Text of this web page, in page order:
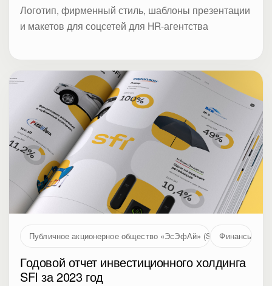
Логотип, фирменный стиль, шаблоны презентации
и макетов для соцсетей для HR-агентства
Публичное акционерное общество «ЭсЭфАй» (SFI, MOEX:
Финансы
Годовой отчет инвестиционного холдинга
SFI за 2023 год